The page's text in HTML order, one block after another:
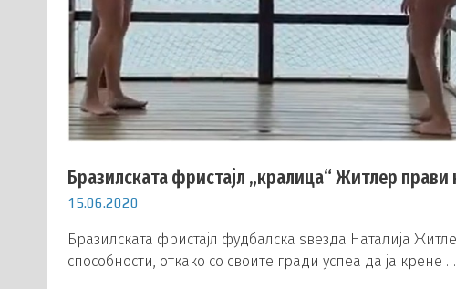
Бразилската фристајл „кралица“ Житлер
15.06.2020
Бразилската фристајл фудбалска ѕвезда Наталија
способности, откако со своите гради успеа да ја крене …